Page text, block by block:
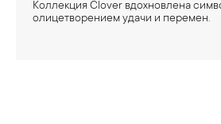
Коллекция Clover вдохновлена
олицетворением удачи и перемен.